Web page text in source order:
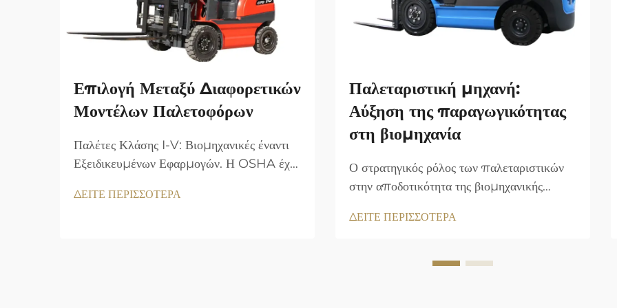
Επιλογή Μεταξύ Διαφορετικών
Μοντέλων Παλετοφόρων
Παλέτες Κλάσης I-V: Βιομηχανικές έναντι
Εξειδικευμένων Εφαρμογών. Η OSHA έχει
σε πέντε κλάσεις, βάσει της πηγής
ΔΕΙΤΕ ΠΕΡΙΣΣΟΤΕΡΑ
Παλεταριστική μηχανή:
Αύξηση της παραγωγικότητας
στη βιομηχανία
Ο στρατηγικός ρόλος των παλεταριστικών
στην αποδοτικότητα της βιομηχανικής
που διαθέτουν παλέτες επιτυγχάνουν 23%
σύγκριση με τις χειροκίνητες λειτουργίες.
ΔΕΙΤΕ ΠΕΡΙΣΣΟΤΕΡΑ